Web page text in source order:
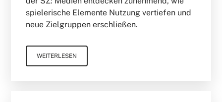
spielerische Elemente Nutzung vertiefen und
neue Zielgruppen erschließen.
WEITERLESEN